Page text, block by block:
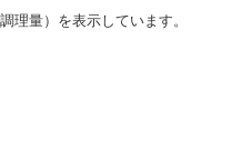
量）を表示しています。